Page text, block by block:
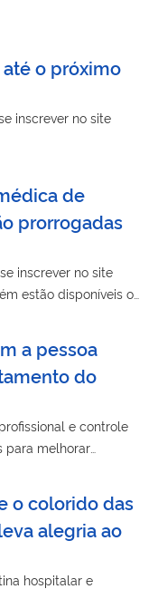
até o próximo
inscrever no site
de
prorrogadas
inscrever no site
estão disponíveis os
a pessoa
do
e controle
para melhorar
o colorido das
alegria ao
hospitalar e